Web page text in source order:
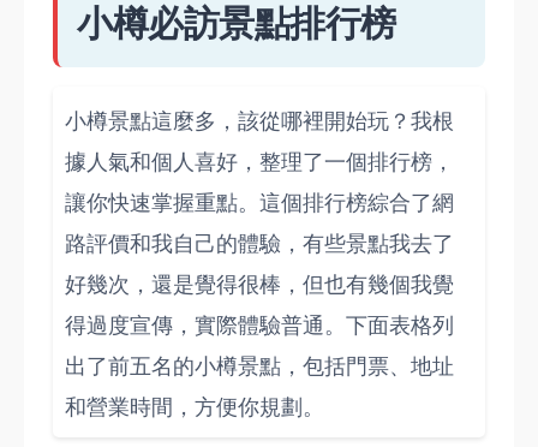
小樽必訪景點排行榜
小樽景點這麼多，該從哪裡開始玩？我根
據人氣和個人喜好，整理了一個排行榜，
讓你快速掌握重點。這個排行榜綜合了網
路評價和我自己的體驗，有些景點我去了
好幾次，還是覺得很棒，但也有幾個我覺
得過度宣傳，實際體驗普通。下面表格列
出了前五名的小樽景點，包括門票、地址
和營業時間，方便你規劃。